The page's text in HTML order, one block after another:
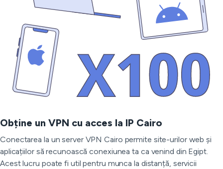
Obține un VPN cu acces la IP Cairo
Conectarea la un server VPN Cairo permite site-urilor web și
aplicațiilor să recunoască conexiunea ta ca venind din Egipt.
Acest lucru poate fi util pentru munca la distanță, servicii